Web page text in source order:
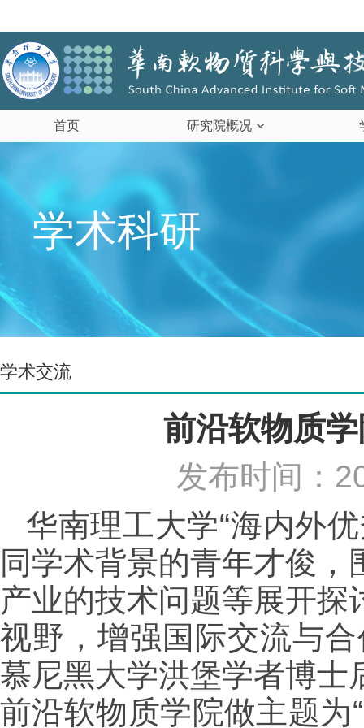
首页 研究院概况
学术科研
学术交流
前沿软物质
发布时间
华南理工大学“海内外
同学术背景的青年才俊
产业的技术问题等展开
视野，增强国际交流与
慕尼黑大学洪堡学者博士
前沿软物质学院做主题为